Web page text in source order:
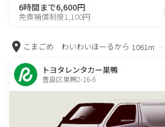
6時間まで6,600円
免責補償制度1,100円
こまごめ わいわいほーるから 1061m
トヨタレンタカー巣鴨
豊島区巣鴨2-16-6